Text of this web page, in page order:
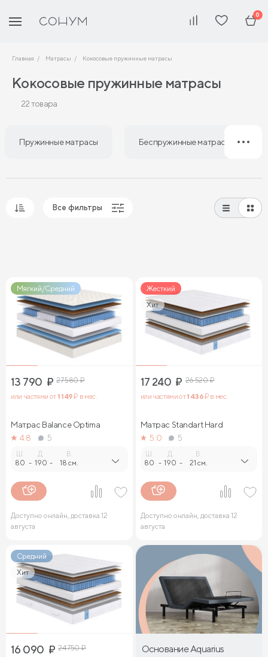
0
Главная Матрасы Кокосовые пружинные матрасы
Кокосовые пружинные матрасы
22 товара
Пружинные матрасы Беспружинные матрасы
Все фильтры
Мягкий/Средний
13 790 ₽ 27 580₽
или частями от1 149₽ в мес.
Матрас Balance Optima
4.8
5
Ш.
80 -
Д.
190 -
В.
18 см.
Доступно онлайн, доставка 12
августа
Жесткий
Хит
17 240 ₽ 26 520₽
или частями от1 436₽ в мес.
Матрас Standart Hard
5.0
5
Ш.
80 -
Д.
190 -
В.
21 см.
Доступно онлайн, доставка 12
августа
Средний
Хит
16 090 ₽ 24 750₽
Основание Aquarius